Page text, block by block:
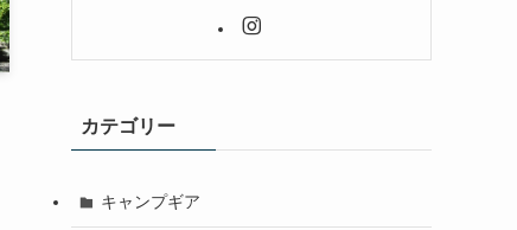
カテゴリー
キャンプギア